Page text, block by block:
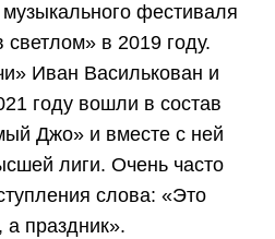
фестиваля
в 2019 году.
Иван Василькован и
году вошли в состав
Джо» и вместе с ней
лиги. Очень часто
слова: «Это
праздник».